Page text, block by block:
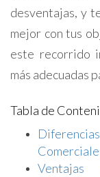
desventajas, y
mejor con tus
este recorrido
más adecuadas
Tabla de